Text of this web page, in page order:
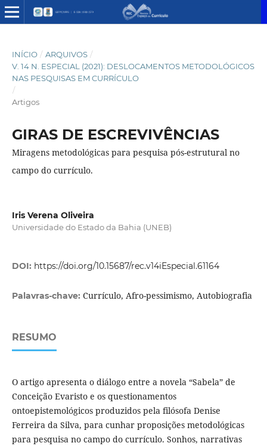
INÍCIO / ARQUIVOS /
V. 14 N. ESPECIAL (2021): DESLOCAMENTOS METODOLÓGICOS
NAS PESQUISAS EM CURRÍCULO
/
Artigos
GIRAS DE ESCREVIVÊNCIAS
Miragens metodológicas para pesquisa pós-estrutural no
campo do currículo.
Iris Verena Oliveira
Universidade do Estado da Bahia (UNEB)
DOI: https://doi.org/10.15687/rec.v14iEspecial.61164
Palavras-chave: Currículo, Afro-pessimismo, Autobiografia
RESUMO
O artigo apresenta o diálogo entre a novela “Sabela” de
Conceição Evaristo e os questionamentos
ontoepistemológicos produzidos pela filósofa Denise
Ferreira da Silva, para cunhar proposições metodológicas
para pesquisa no campo do currículo. Sonhos, narrativas